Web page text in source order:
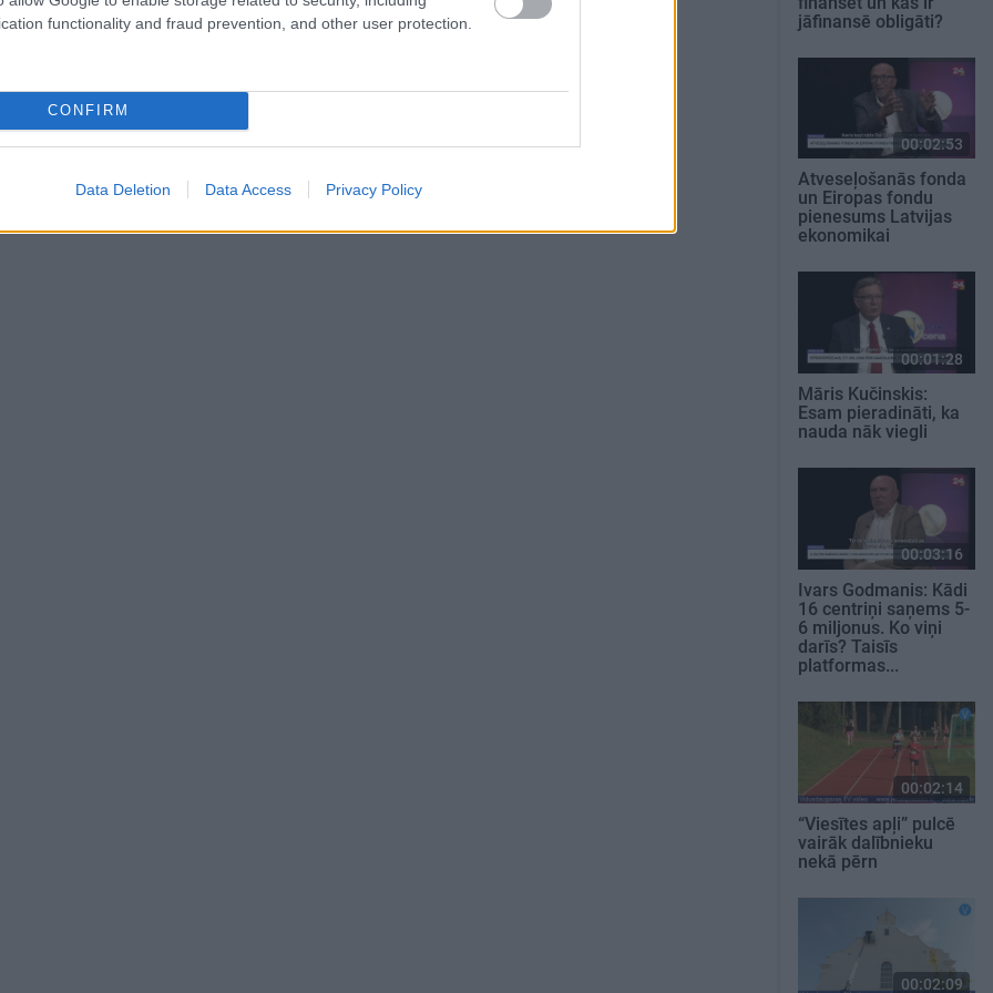
functionality and fraud prevention, and other user protection.
CONFIRM
Data Deletion Data Access Privacy Policy
jāfinansē obligāti?
00:02:53
Atveseļošanās fonda
un Eiropas fondu
pienesums Latvijas
ekonomikai
00:01:28
Māris Kučinskis:
Esam pieradināti, ka
nauda nāk viegli
00:03:16
Ivars Godmanis: Kādi
16 centriņi saņems 5-
6 miljonus. Ko viņi
darīs? Taisīs
platformas...
00:02:14
“Viesītes apļi” pulcē
vairāk dalībnieku
nekā pērn
00:02:09